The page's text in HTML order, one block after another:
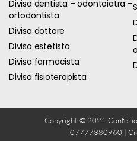
Divisa dentista – odontoiatra –
ortodontista
Divisa dottore
Divisa estetista
Divisa farmacista
Divisa fisioterapista
Copyright © 2021
07777380960 |